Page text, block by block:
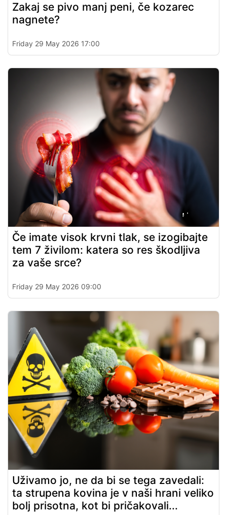
Zakaj se pivo manj peni, če kozarec
nagnete?
Friday 29 May 2026 17:00
Če imate visok krvni tlak, se izogibajte
tem 7 živilom: katera so res škodljiva
za vaše srce?
Friday 29 May 2026 09:00
Uživamo jo, ne da bi se tega zavedali:
ta strupena kovina je v naši hrani veliko
bolj prisotna, kot bi pričakovali...